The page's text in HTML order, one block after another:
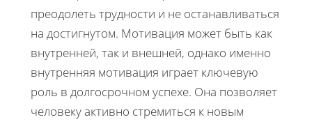
преодолеть трудности и не останавливаться
на достигнутом. Мотивация может быть как
внутренней, так и внешней, однако именно
внутренняя мотивация играет ключевую
роль в долгосрочном успехе. Она позволяет
человеку активно стремиться к новым